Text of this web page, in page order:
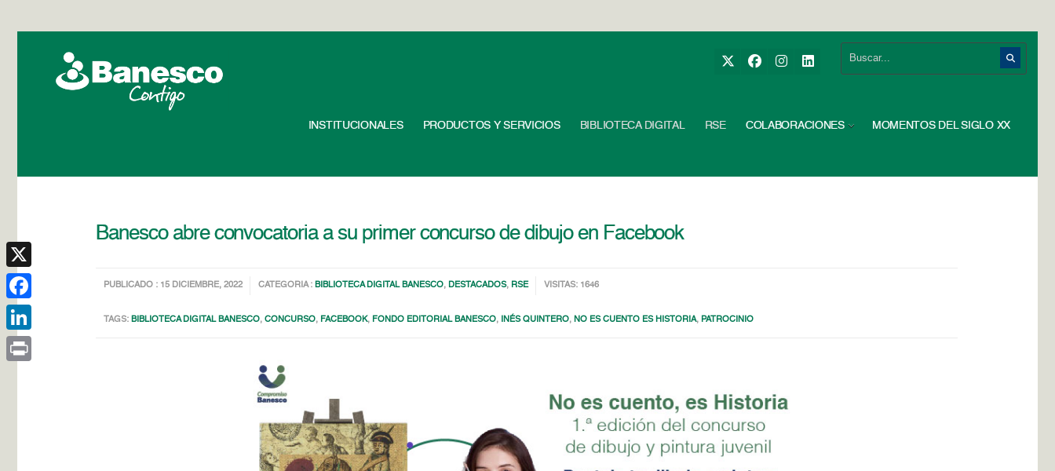
INSTITUCIONALES PRODUCTOS Y SERVICIOS BIBLIOTECA DIGITAL RSE COLABORACIONES MOMENTOS DEL SIGLO XX
Banesco abre convocatoria a su primer concurso de dibujo en Facebook
PUBLICADO : 15 DICIEMBRE, 2022 CATEGORIA : BIBLIOTECA DIGITAL BANESCO, DESTACADOS, RSE VISITAS: 1646
TAGS: BIBLIOTECA DIGITAL BANESCO,CONCURSO, FACEBOOK, FONDO EDITORIAL BANESCO, INÉS QUINTERO, NO ES CUENTO ES HISTORIA, PATROCINIO
X
Facebook
LinkedIn